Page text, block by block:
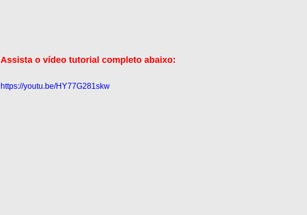
Assista o vídeo tutorial completo abaixo:
https://youtu.be/HY77G281skw